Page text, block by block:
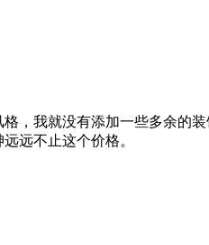
，我就没有添加一些多余的
远不止这个价格。